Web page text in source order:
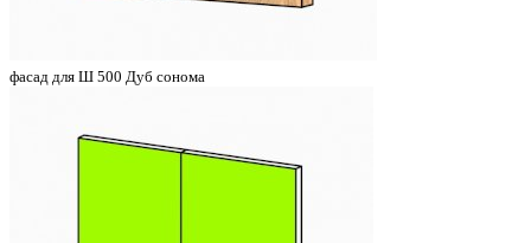
фасад для Ш 500 Дуб сонома